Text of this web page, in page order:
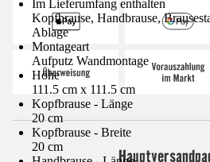
Im Lieferumfang enthalten
Kopfbrause, Handbrause,
Ablage
Montageart
Aufputz Wandmontage
Höhe
111.5 cm x 111.5 cm
Kopfbrause - Länge
20 cm
Kopfbrause - Breite
20 cm